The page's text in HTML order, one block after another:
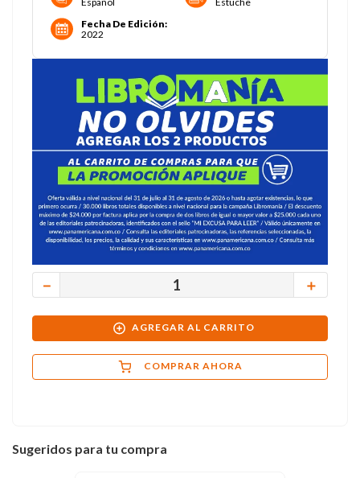
Fecha De Edición:
2022
＋
－
AGREGAR AL CARRITO
COMPRAR AHORA
Sugeridos para tu compra